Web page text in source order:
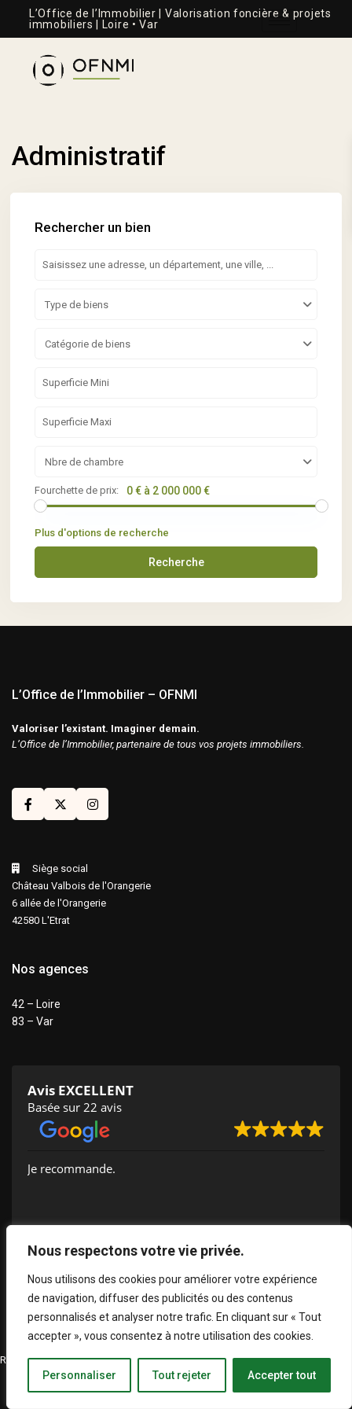
Nous respectons votre vie privée.
Nous utilisons des cookies pour améliorer votre expérience
de navigation, diffuser des publicités ou des contenus
personnalisés et analyser notre trafic. En cliquant sur « Tout
accepter », vous consentez à notre utilisation des cookies.
Personnaliser Tout rejeter Accepter tout
L’Office de l’Immobilier | Valorisation foncière & projets
immobiliers | Loire • Var
Administratif
Rechercher un bien
Type de biens
Catégorie de biens
Nbre de chambre
Fourchette de prix: 0 € à 2 000 000 €
Plus d'options de recherche
Recherche
L’Office de l’Immobilier – OFNMI
Valoriser l’existant. Imaginer demain.
L’Office de l’Immobilier, partenaire de tous vos projets immobiliers.
Siège social
Château Valbois de l'Orangerie
6 allée de l'Orangerie
42580 L'Etrat
Nos agences
42 – Loire
83 – Var
Avis EXCELLENT
Basée sur 22 avis
Je recommande.
Muriel Guinand
2024-09-14
Réalisation OFNMI Communication & Marketing - Tous droits réservés